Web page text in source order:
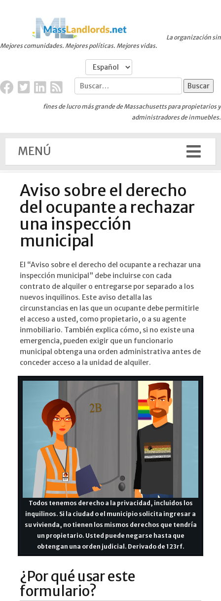
Mejores comunidades. Mejores políticas. Mejores vidas.
La organización sin
fines de lucro más grande de Massachusetts para propietarios y
administradores de inmuebles.
MENÚ
Aviso sobre el derecho
del ocupante a rechazar
una inspección
municipal
El “Aviso sobre el derecho del ocupante a rechazar una
inspección municipal” debe incluirse con cada
contrato de alquiler o entregarse por separado a los
nuevos inquilinos. Este aviso detalla las
circunstancias en las que un ocupante debe permitirle
el acceso a usted, como propietario, o a su agente
inmobiliario. También explica cómo, si no existe una
emergencia, pueden exigir que un funcionario
municipal obtenga una orden administrativa antes de
conceder acceso a la unidad de alquiler.
Todos tenemos derecho a la privacidad, incluidos los
inquilinos. Si la ciudad o el municipio solicita ingresar a
su vivienda, no tienen los mismos derechos que tendría
un propietario. Usted puede negarse hasta que
obtengan una orden judicial. Derivado de 123rf.
¿Por qué usar este
formulario?